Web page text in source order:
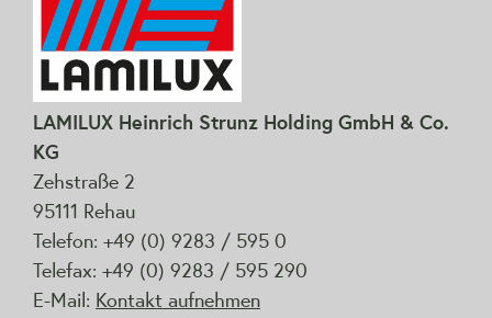
LAMILUX Heinrich Strunz Holding GmbH & Co.
KG
Zehstraße 2
95111 Rehau
Telefon: +49 (0) 9283 / 595 0
Telefax: +49 (0) 9283 / 595 290
E-Mail: Kontakt aufnehmen